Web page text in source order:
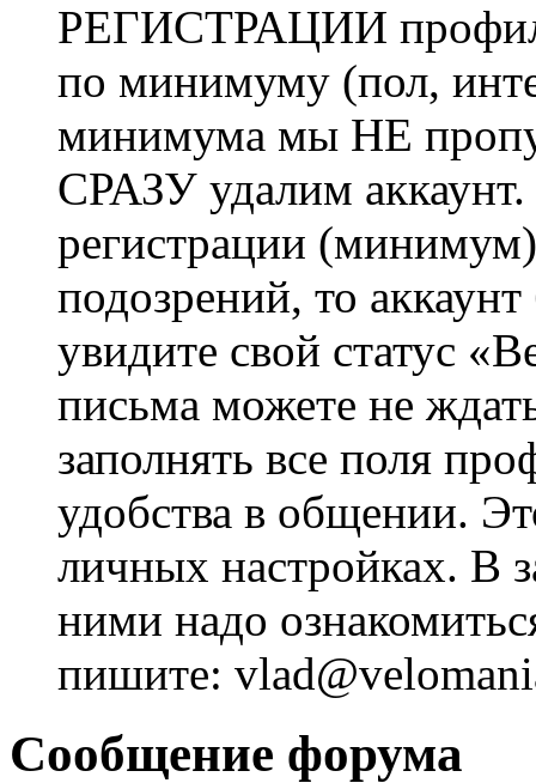
РЕГИСТРАЦИИ профиль
по минимуму (пол,
минимума мы НЕ
СРАЗУ удалим
регистрации
подозрений, то
увидите свой статус
письма можете не
заполнять все поля
удобства в общении.
личных настройках. В
ними надо
пишите:
Сообщение форума